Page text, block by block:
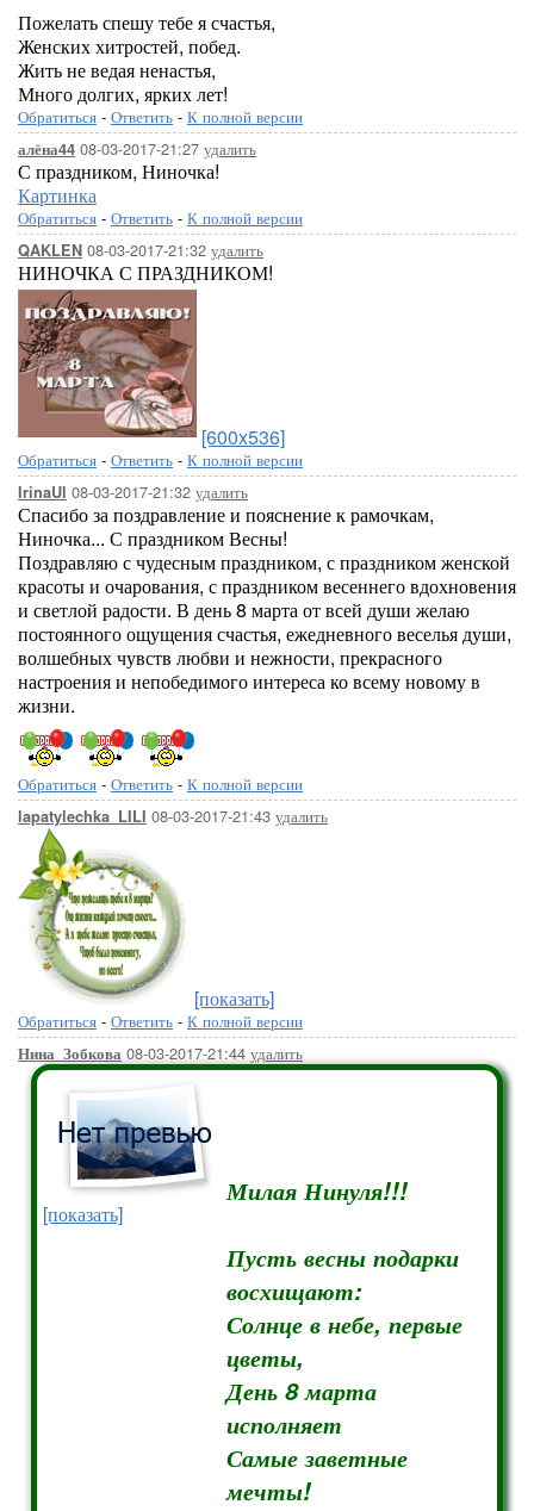
Пожелать спешу тебе я счастья,
Женских хитростей, побед.
Жить не ведая ненастья,
Много долгих, ярких лет!
Обратиться - Ответить - К полной версии
алёна44 08-03-2017-21:27 удалить
С праздником, Ниночка!
Картинка
Обратиться - Ответить - К полной версии
QAKLEN 08-03-2017-21:32 удалить
НИНОЧКА С ПРАЗДНИКОМ!
[600x536]
Обратиться - Ответить - К полной версии
IrinaUl 08-03-2017-21:32 удалить
Спасибо за поздравление и пояснение к рамочкам,
Ниночка... С праздником Весны!
Поздравляю с чудесным праздником, с праздником женской
красоты и очарования, с праздником весеннего вдохновения
и светлой радости. В день 8 марта от всей души желаю
постоянного ощущения счастья, ежедневного веселья души,
волшебных чувств любви и нежности, прекрасного
настроения и непобедимого интереса ко всему новому в
жизни.
Обратиться - Ответить - К полной версии
lapatylechka_LILI 08-03-2017-21:43 удалить
[показать]
Обратиться - Ответить - К полной версии
Нина_Зобкова 08-03-2017-21:44 удалить
[показать]
Милая Нинуля!!!
Пусть весны подарки
восхищают:
Солнце в небе, первые
цветы,
День 8 марта
исполняет
Самые заветные
мечты!